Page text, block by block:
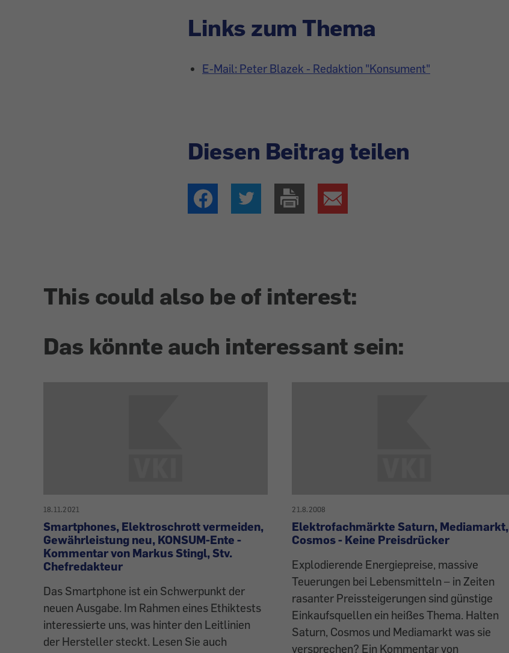
Links zum Thema
E-Mail: Peter Blazek - Redaktion "Konsument"
Diesen Beitrag teilen
This could also be of interest:
Das könnte auch interessant sein:
18.11.2021
Smartphones, Elektroschrott vermeiden,
Gewährleistung neu, KONSUM-Ente -
Kommentar von Markus Stingl, Stv.
Chefredakteur
Das Smartphone ist ein Schwerpunkt der
neuen Ausgabe. Im Rahmen eines Ethiktests
interessierte uns, was hinter den Leitlinien
der Hersteller steckt. Lesen Sie auch
21.8.2008
Elektrofachmärkte Saturn, Mediamarkt,
Cosmos - Keine Preisdrücker
Explodierende Energiepreise, massive
Teuerungen bei Lebensmitteln – in Zeiten
rasanter Preissteigerungen sind günstige
Einkaufsquellen ein heißes Thema. Halten
Saturn, Cosmos und Mediamarkt was sie
versprechen? Ein Kommentar von